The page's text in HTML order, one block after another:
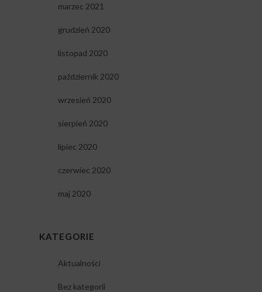
marzec 2021
grudzień 2020
listopad 2020
październik 2020
wrzesień 2020
sierpień 2020
lipiec 2020
czerwiec 2020
maj 2020
KATEGORIE
Aktualności
Bez kategorii